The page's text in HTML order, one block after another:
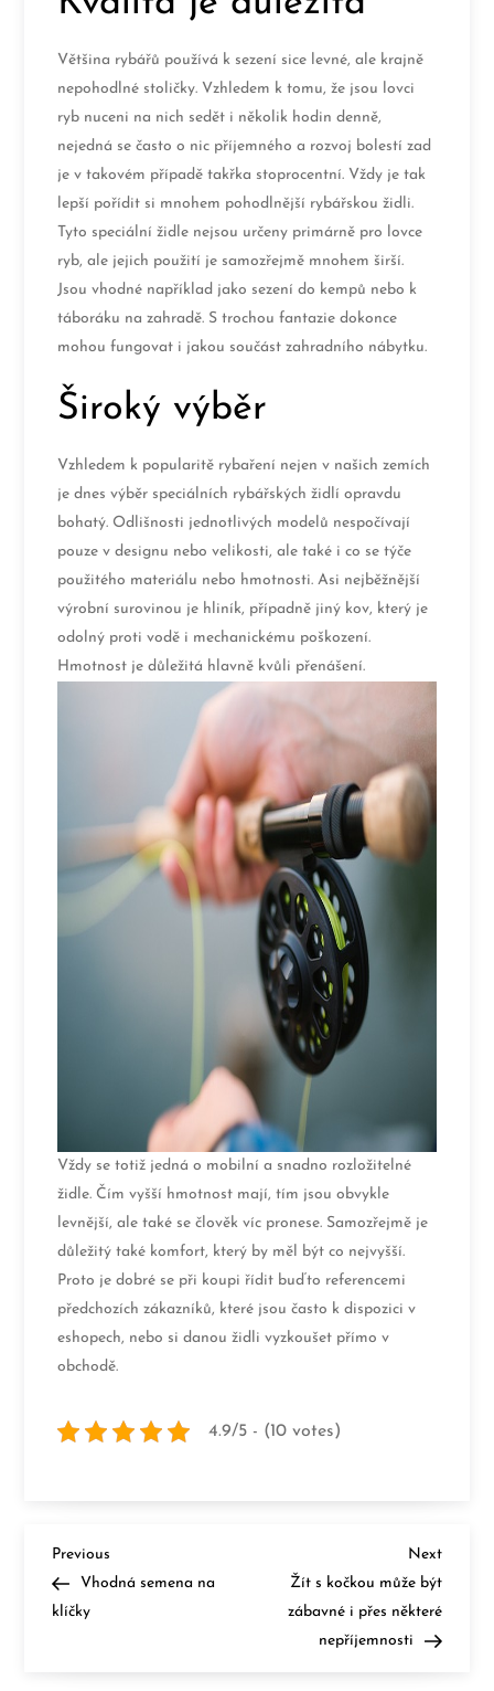
Většina rybářů používá k sezení sice levné, ale krajně
nepohodlné stoličky. Vzhledem k tomu, že jsou lovci
ryb nuceni na nich sedět i několik hodin denně,
nejedná se často o nic příjemného a rozvoj bolestí zad
je v takovém případě takřka stoprocentní. Vždy je tak
lepší pořídit si mnohem pohodlnější rybářskou židli.
Tyto speciální židle nejsou určeny primárně pro lovce
ryb, ale jejich použití je samozřejmě mnohem širší.
Jsou vhodné například jako sezení do kempů nebo k
táboráku na zahradě. S trochou fantazie dokonce
mohou fungovat i jakou součást zahradního nábytku.
Široký výběr
Vzhledem k popularitě rybaření nejen v našich zemích
je dnes výběr speciálních rybářských židlí opravdu
bohatý. Odlišnosti jednotlivých modelů nespočívají
pouze v designu nebo velikosti, ale také i co se týče
použitého materiálu nebo hmotnosti. Asi nejběžnější
výrobní surovinou je hliník, případně jiný kov, který je
odolný proti vodě i mechanickému poškození.
Hmotnost je důležitá hlavně kvůli přenášení.
Vždy se totiž jedná o mobilní a snadno rozložitelné
židle. Čím vyšší hmotnost mají, tím jsou obvykle
levnější, ale také se člověk víc pronese. Samozřejmě je
důležitý také komfort, který by měl být co nejvyšší.
Proto je dobré se při koupi řídit buďto referencemi
předchozích zákazníků, které jsou často k dispozici v
eshopech, nebo si danou židli vyzkoušet přímo v
obchodě.
4.9/5 - (10 votes)
N
a
Previous
Post
Previous
Vhodná semena na
klíčky
Next
Post
Next
Žít s kočkou může být
zábavné i přes některé
nepříjemnosti